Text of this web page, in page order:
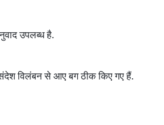
उपलब्ध है.
संदेश विलंबन से आए बग ठीक किए गए हैं.